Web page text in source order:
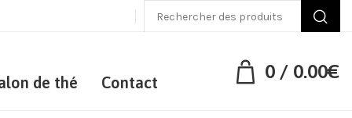
de thé Contact
0 / 0.00€